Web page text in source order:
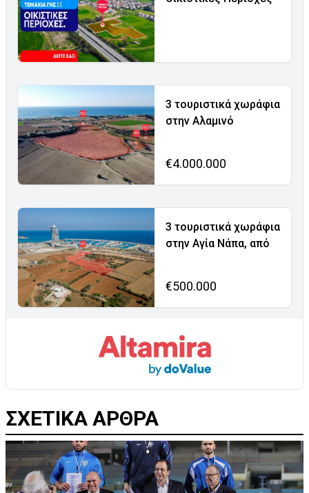
3 τουριστικά χωράφια
στην Αλαμινό
€4.000.000
3 τουριστικά χωράφια
στην Αγία Νάπα, από
€500.000
ΣΧΕΤΙΚΑ ΑΡΘΡΑ